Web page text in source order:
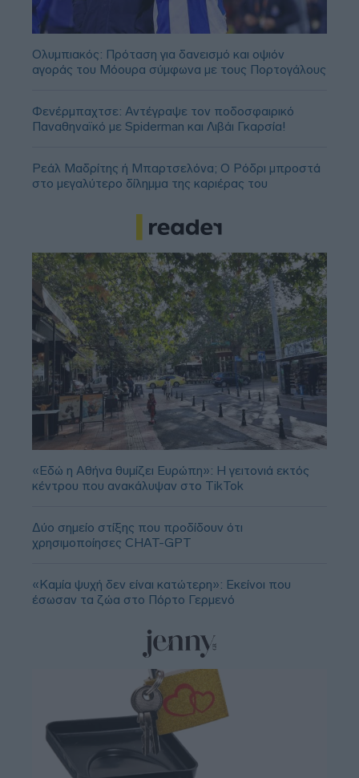
Ολυμπιακός: Πρόταση για δανεισμό και οψιόν
αγοράς του Μόουρα σύμφωνα με τους Πορτογάλους
Φενέρμπαχτσε: Αντέγραψε τον ποδοσφαιρικό
Παναθηναϊκό με Spiderman και Λιβάι Γκαρσία!
Ρεάλ Μαδρίτης ή Μπαρτσελόνα; Ο Ρόδρι μπροστά
στο μεγαλύτερο δίλημμα της καριέρας του
«Εδώ η Αθήνα θυμίζει Ευρώπη»: H γειτονιά εκτός
κέντρου που ανακάλυψαν στο TikTok
Δύο σημείο στίξης που προδίδουν ότι
χρησιμοποίησες CHAT-GPT
«Καμία ψυχή δεν είναι κατώτερη»: Εκείνοι που
έσωσαν τα ζώα στο Πόρτο Γερμενό